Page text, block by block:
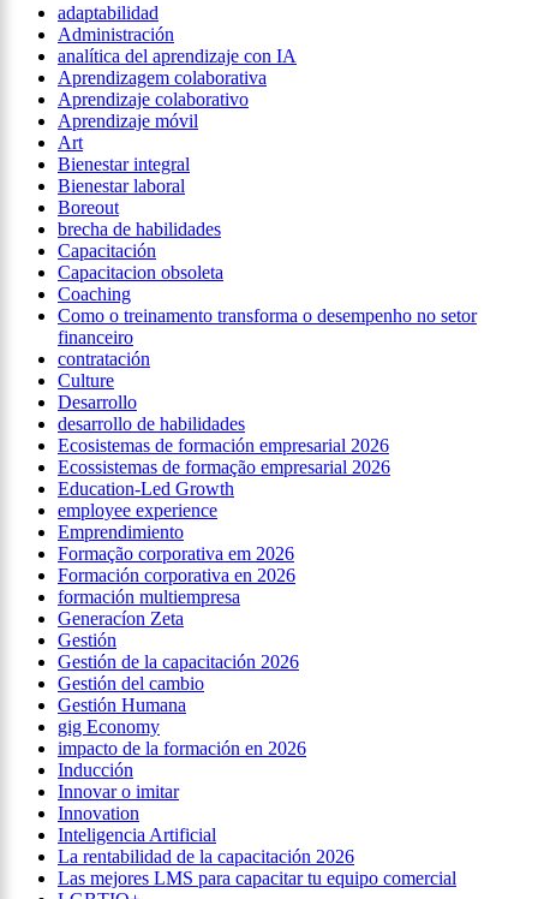
adaptabilidad
Administración
analítica del aprendizaje con IA
Aprendizagem colaborativa
Aprendizaje colaborativo
Aprendizaje móvil
Art
Bienestar integral
Bienestar laboral
Boreout
brecha de habilidades
Capacitación
Capacitacion obsoleta
Coaching
Como o treinamento transforma o desempenho no setor
financeiro
contratación
Culture
Desarrollo
desarrollo de habilidades
Ecosistemas de formación empresarial 2026
Ecossistemas de formação empresarial 2026
Education-Led Growth
employee experience
Emprendimiento
Formação corporativa em 2026
Formación corporativa en 2026
formación multiempresa
Generacíon Zeta
Gestión
Gestión de la capacitación 2026
Gestión del cambio
Gestión Humana
gig Economy
impacto de la formación en 2026
Inducción
Innovar o imitar
Innovation
Inteligencia Artificial
La rentabilidad de la capacitación 2026
Las mejores LMS para capacitar tu equipo comercial